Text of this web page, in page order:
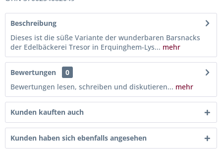
Beschreibung
Dieses ist die süße Variante der wunderbaren Barsnacks
der Edelbäckerei Tresor in Erquinghem-Lys... mehr
Bewertungen
0
Bewertungen lesen, schreiben und diskutieren... mehr
Kunden kauften auch
Kunden haben sich ebenfalls angesehen